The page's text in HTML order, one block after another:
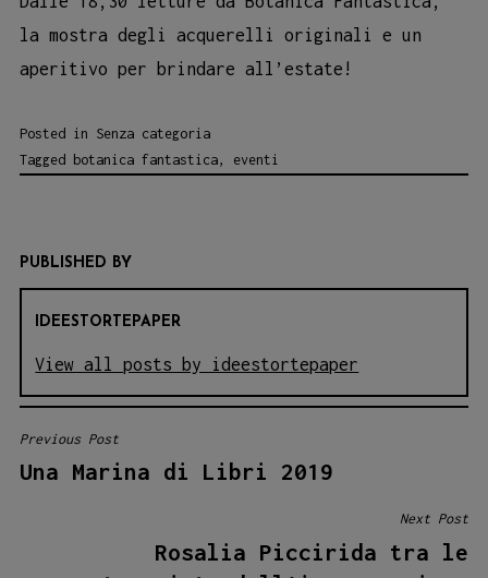
la mostra degli acquerelli originali e un
aperitivo per brindare all’estate!
Posted in Senza categoria
Tagged botanica fantastica, eventi
PUBLISHED BY
IDEESTORTEPAPER
View all posts by ideestortepaper
NAVIGAZIONE
ARTICOLI
Previous Post
Una Marina di Libri 2019
Next Post
Rosalia Piccirida tra le